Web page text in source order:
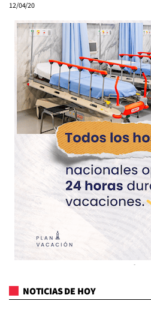
12/04/20
NOTICIAS DE HOY